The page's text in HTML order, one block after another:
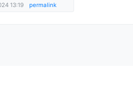
13:19 permalink